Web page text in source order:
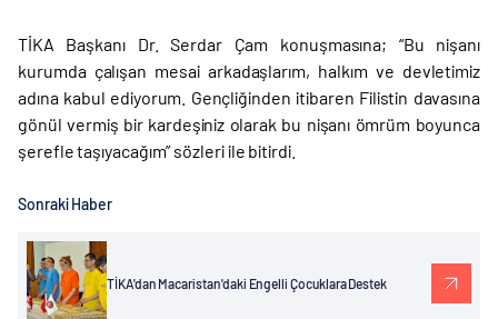
TİKA Başkanı Dr. Serdar Çam konuşmasına; “Bu nişanı
kurumda çalışan mesai arkadaşlarım, halkım ve devletimiz
adına kabul ediyorum. Gençliğinden itibaren Filistin davasına
gönül vermiş bir kardeşiniz olarak bu nişanı ömrüm boyunca
şerefle taşıyacağım” sözleri ile bitirdi.
Sonraki Haber
TİKA'dan Macaristan'daki Engelli Çocuklara Destek